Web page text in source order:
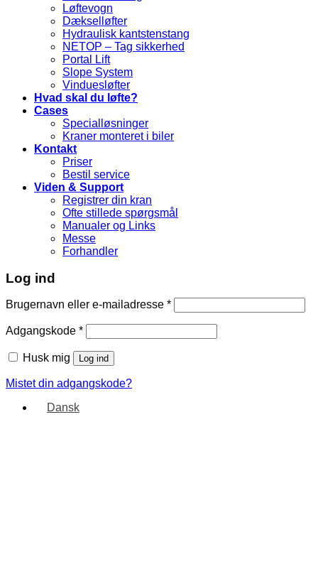
Løftevogn
Dækselløfter
Hydraulisk kantstenstang
NETOP – Tag sikkerhed
Portal Lift
Slope System
Vinduesløfter
Hvad skal du løfte?
Cases
Specialløsninger
Kraner monteret i biler
Kontakt
Priser
Bestil service
Viden & Support
Registrer din kran
Ofte stillede spørgsmål
Manualer og Links
Messe
Forhandler
Log ind
Brugernavn eller e-mailadresse *
Adgangskode *
Husk mig Log ind
Mistet din adgangskode?
Dansk